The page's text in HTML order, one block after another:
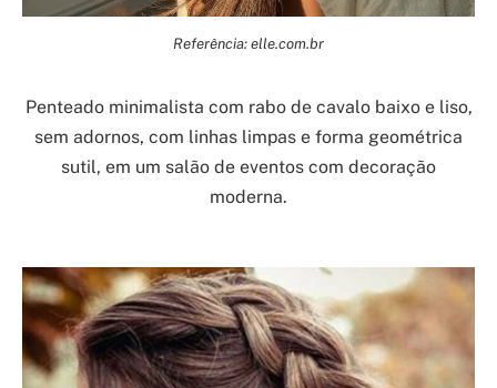
Referência: elle.com.br
Penteado minimalista com rabo de cavalo baixo e liso,
sem adornos, com linhas limpas e forma geométrica
sutil, em um salão de eventos com decoração
moderna.